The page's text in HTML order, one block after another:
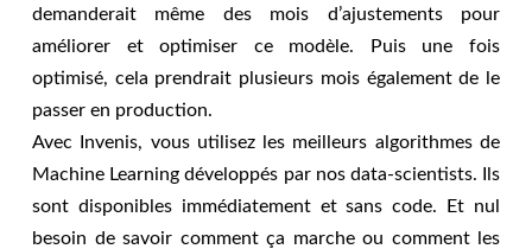
demanderait même des mois d’ajustements pour
améliorer et optimiser ce modèle. Puis une fois
optimisé, cela prendrait plusieurs mois également de le
passer en production.
Avec Invenis, vous utilisez les meilleurs algorithmes de
Machine Learning développés par nos data-scientists. Ils
sont disponibles immédiatement et sans code. Et nul
besoin de savoir comment ça marche ou comment les